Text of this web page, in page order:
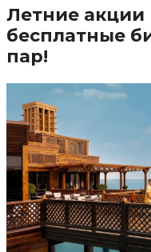
Летние акции
бесплатные
пар!